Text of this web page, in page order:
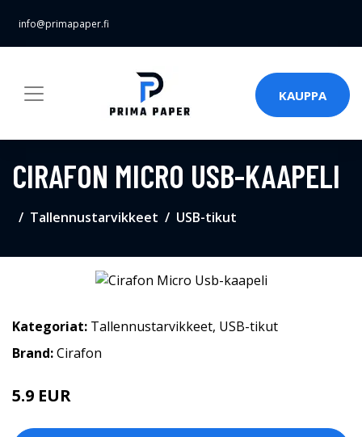
info@primapaper.fi
KAUPPA
CIRAFON MICRO USB-KAAPELI
Tallennustarvikkeet USB-tikut
Kategoriat: Tallennustarvikkeet, USB-tikut
Brand:Cirafon
5.9 EUR